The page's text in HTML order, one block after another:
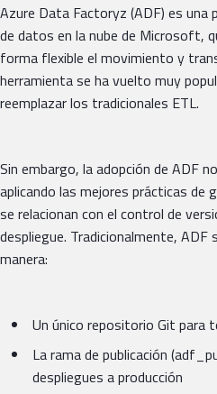
Azure Data Factoryz (ADF) es
de datos en la nube de Microsoft,
forma flexible el movimiento y
herramienta se ha vuelto muy
reemplazar los tradicionales ETL.
Sin embargo, la adopción de ADF
aplicando las mejores prácticas de
se relacionan con el control de
despliegue. Tradicionalmente,
manera:
Un único repositorio Git para
La rama de publicación
despliegues a producción